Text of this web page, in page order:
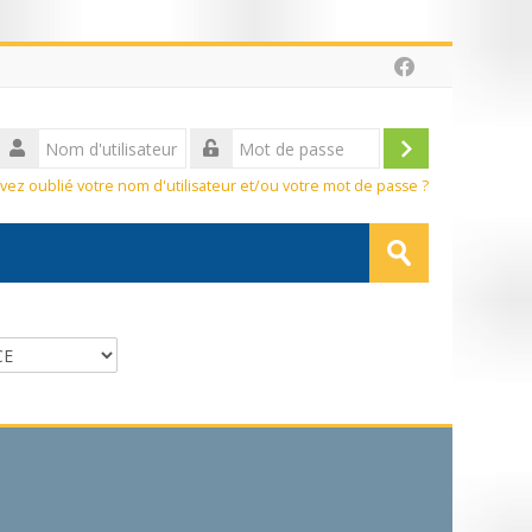
Connexion
oublié votre nom d'utilisateur et/ou votre mot de passe ?
cours
Envoyer